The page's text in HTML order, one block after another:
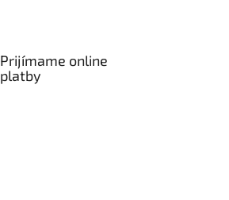
Prijímame online
platby